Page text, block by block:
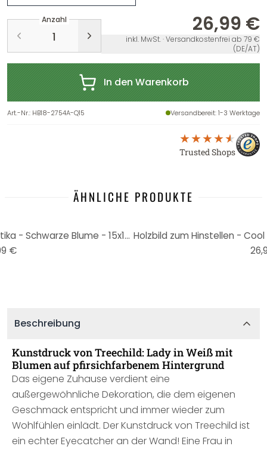
Anzahl 26,99 €
inkl. MwSt. · Versandkostenfrei ab 79 €
(DE/AT)
In den Warenkorb
Art.-Nr.: HB18-2754A-Q15 Versandbereit: 1-3 Werktage
Trusted Shops
ÄHNLICHE PRODUKTE
Holzbild zum Hinstellen - Kubistika - Schwarze Blume - 15x15 cm
€
Beschreibung
Kunstdruck von Treechild: Lady in Weiß mit
Blumen auf pfirsichfarbenem Hintergrund
Das eigene Zuhause verdient eine
außergewöhnliche Dekoration, die dem eigenen
Geschmack entspricht und immer wieder zum
Wohlfühlen einlädt. Der Kunstdruck von Treechild ist
ein echter Eyecatcher an der Wand! Eine Frau in